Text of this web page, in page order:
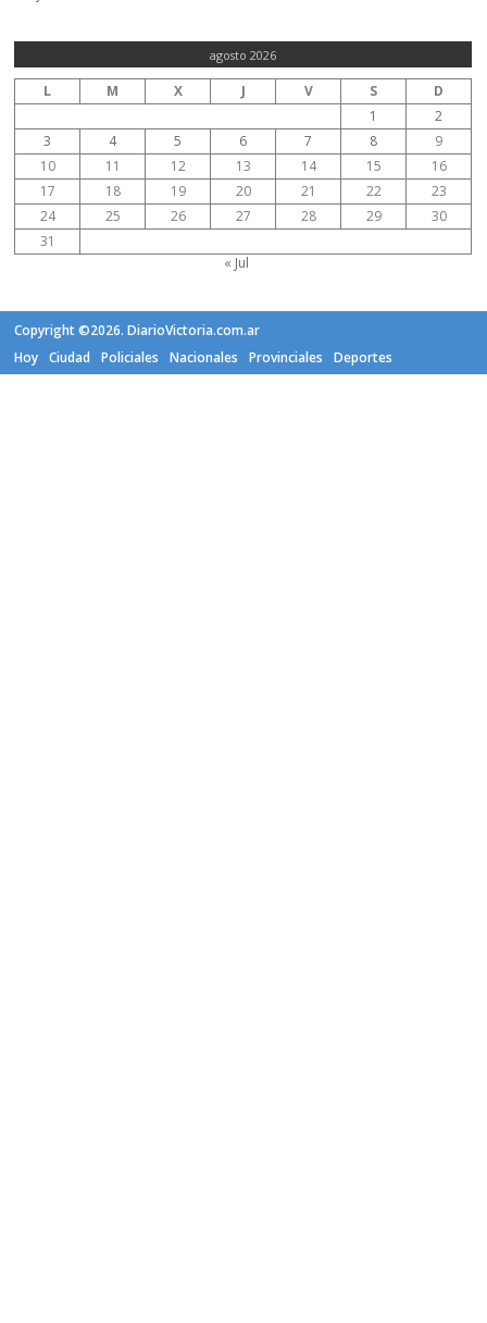
agosto 2026
L M X J V S
D
1
2
3
4 5 6 7 8
9
10
11 12 13 14 15
16
17
18 19 20 21 22
23
24
25 26 27 28 29
30
31
« Jul
Copyright ©2026. DiarioVictoria.com.ar
Hoy
Ciudad Policiales Nacionales Provinciales Deportes